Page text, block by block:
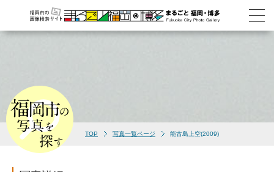
TOP 写真一覧ページ 能古島上空(2009)